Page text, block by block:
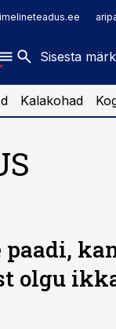
imelineteadus.ee
Kalakohad
paadi,
olgu